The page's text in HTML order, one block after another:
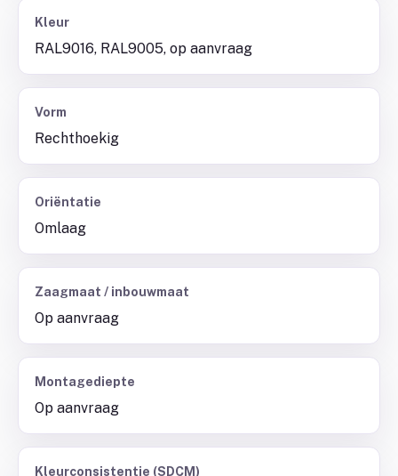
Kleur
RAL9016, RAL9005, op aanvraag
Vorm
Rechthoekig
Oriëntatie
Omlaag
Zaagmaat / inbouwmaat
Op aanvraag
Montagediepte
Op aanvraag
Kleurconsistentie (SDCM)